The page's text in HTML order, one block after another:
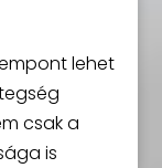
lehet
csak a
is